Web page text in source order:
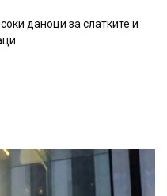
даноци за слатките и